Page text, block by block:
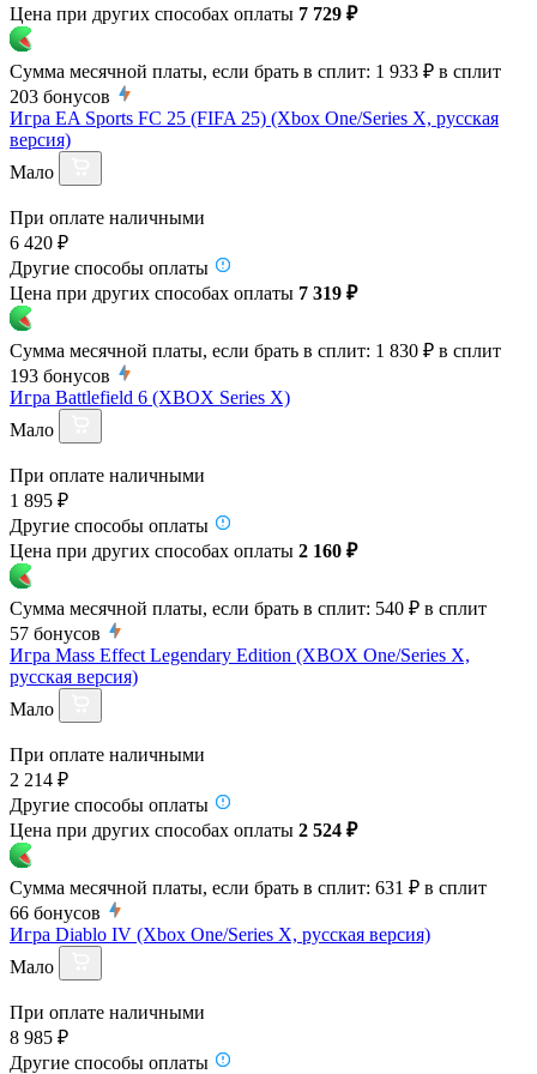
Цена при других способах оплаты 7 729 ₽
Сумма месячной платы, если брать в сплит: 1 933 ₽ в сплит
203 бонусов
Игра EA Sports FC 25 (FIFA 25) (Xbox One/Series X, русская
версия)
Мало
При оплате наличными
6 420 ₽
Другие способы оплаты
Цена при других способах оплаты 7 319 ₽
Сумма месячной платы, если брать в сплит: 1 830 ₽ в сплит
193 бонусов
Игра Battlefield 6 (XBOX Series X)
Мало
При оплате наличными
1 895 ₽
Другие способы оплаты
Цена при других способах оплаты 2 160 ₽
Сумма месячной платы, если брать в сплит: 540 ₽ в сплит
57 бонусов
Игра Mass Effect Legendary Edition (XBOX One/Series X,
русская версия)
Мало
При оплате наличными
2 214 ₽
Другие способы оплаты
Цена при других способах оплаты 2 524 ₽
Сумма месячной платы, если брать в сплит: 631 ₽ в сплит
66 бонусов
Игра Diablo IV (Xbox One/Series X, русская версия)
Мало
При оплате наличными
8 985 ₽
Другие способы оплаты